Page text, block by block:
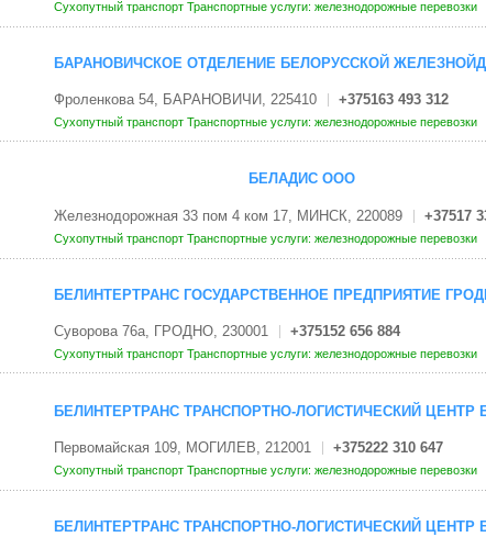
Сухопутный транспорт Транспортные услуги: железнодорожные перевозки
БАРАНОВИЧСКОЕ ОТДЕЛЕНИЕ БЕЛОРУССКОЙ
Фроленкова 54, БАРАНОВИЧИ, 225410 +375163 493 312
Сухопутный транспорт Транспортные услуги: железнодорожные перевозки
БЕЛАДИС ООО
Железнодорожная 33 пом 4 ком 17, МИНСК, 220089 +37517
Сухопутный транспорт Транспортные услуги: железнодорожные перевозки
БЕЛИНТЕРТРАНС ГОСУДАРСТВЕННОЕ ПРЕДПРИЯТИЕ
Суворова 76а, ГРОДНО, 230001 +375152 656 884
Сухопутный транспорт Транспортные услуги: железнодорожные перевозки
БЕЛИНТЕРТРАНС ТРАНСПОРТНО-ЛОГИСТИЧЕСКИЙ
Первомайская 109, МОГИЛЕВ, 212001 +375222 310 647
Сухопутный транспорт Транспортные услуги: железнодорожные перевозки
БЕЛИНТЕРТРАНС ТРАНСПОРТНО-ЛОГИСТИЧЕСКИЙ ЦЕНТР